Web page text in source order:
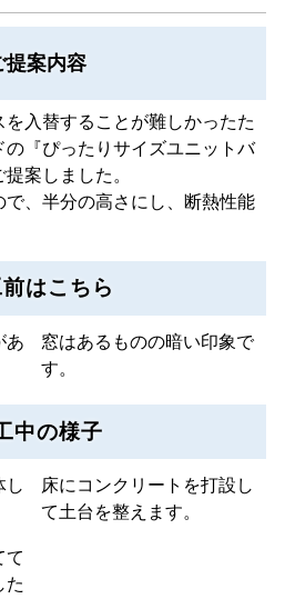
提案内容
入替することが難しかったた
『ぴったりサイズユニットバ
案しました。
、半分の高さにし、断熱性能
はこちら
あ
窓はあるものの暗い印象で
す。
中の様子
し
床にコンクリートを打設し
て土台を整えます。
て
た